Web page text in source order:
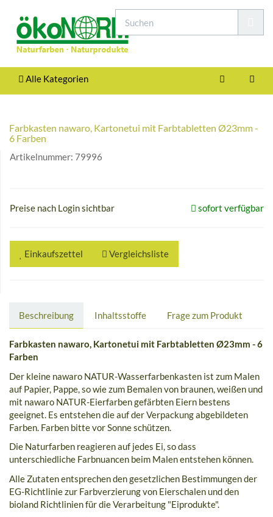
Alle Kategorien
Farbkasten nawaro, Kartonetui mit Farbtabletten Ø23mm -
6 Farben
Artikelnummer: 79996
Preise nach Login sichtbar sofort verfügbar
Einkaufszettel Vergleichsliste
Beschreibung Inhaltsstoffe Frage zum Produkt
Farbkasten nawaro, Kartonetui mit Farbtabletten Ø23mm - 6
Farben
Der kleine nawaro NATUR-Wasserfarbenkasten ist zum Malen
auf Papier, Pappe, so wie zum Bemalen von braunen, weißen und
mit nawaro NATUR-Eierfarben gefärbten Eiern bestens
geeignet. Es entstehen die auf der Verpackung abgebildeten
Farben. Farben bitte vor Sonne schützen.
Die Naturfarben reagieren auf jedes Ei, so dass
unterschiedliche Farbnuancen beim Malen entstehen können.
Alle Zutaten entsprechen den gesetzlichen Bestimmungen der
EG-Richtlinie zur Farbverzierung von Eierschalen und den
bioland Richtlinien für die Verarbeitung "Eiprodukte".